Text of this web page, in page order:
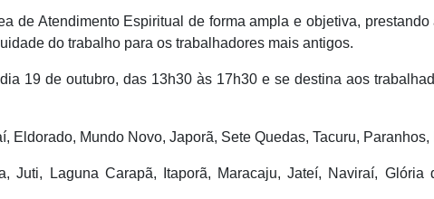
de Atendimento Espiritual de forma ampla e objetiva,
do trabalho para os trabalhadores mais antigos.
19 de outubro, das 13h30 às 17h30 e se destina aos
Eldorado, Mundo Novo, Japorã, Sete Quedas, Tacuru, Paranhos,
Juti, Laguna Carapã, Itaporã, Maracaju, Jateí, Naviraí,